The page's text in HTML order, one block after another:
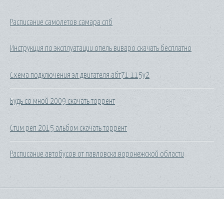
Расписание самолетов самара спб
Инструкция по эксплуатации опель виваро скачать бесплатно
Схема подключения эл двигателя абт71 115у2
Будь со мной 2009 скачать торрент
Стим реп 2015 альбом скачать торрент
Расписание автобусов от павловска воронежской области